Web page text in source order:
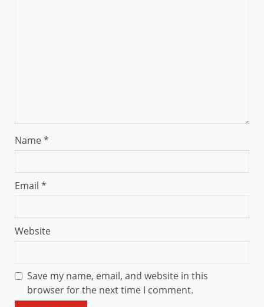
Name*
Email *
Website
Save my name, email, and website in this
browser for the next time I comment.